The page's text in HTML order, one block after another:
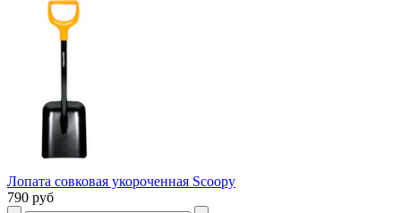
Лопата совковая укороченная Scoopy
790 руб